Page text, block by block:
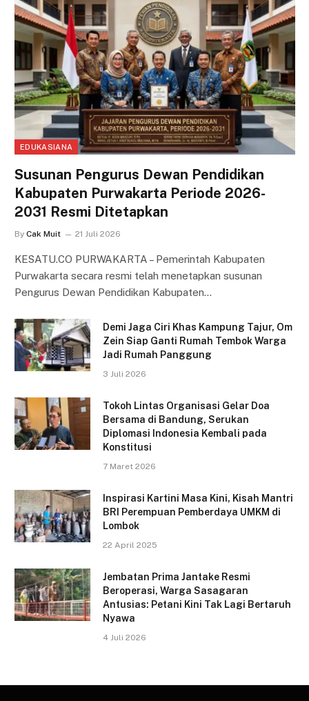
EDUKASIANA
Susunan Pengurus Dewan Pendidikan
Kabupaten Purwakarta Periode 2026-
2031 Resmi Ditetapkan
By Cak Muit 21 Juli 2026
KESATU.CO PURWAKARTA – Pemerintah Kabupaten
Purwakarta secara resmi telah menetapkan susunan
Pengurus Dewan Pendidikan Kabupaten…
Demi Jaga Ciri Khas Kampung Tajur, Om
Zein Siap Ganti Rumah Tembok Warga
Jadi Rumah Panggung
3 Juli 2026
Tokoh Lintas Organisasi Gelar Doa
Bersama di Bandung, Serukan
Diplomasi Indonesia Kembali pada
Konstitusi
7 Maret 2026
Inspirasi Kartini Masa Kini, Kisah Mantri
BRI Perempuan Pemberdaya UMKM di
Lombok
22 April 2025
Jembatan Prima Jantake Resmi
Beroperasi, Warga Sasagaran
Antusias: Petani Kini Tak Lagi Bertaruh
Nyawa
4 Juli 2026